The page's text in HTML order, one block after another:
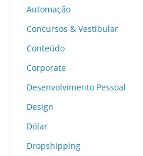
Automação
Concursos & Vestibular
Conteúdo
Corporate
Desenvolvimento Pessoal
Design
Dólar
Dropshipping